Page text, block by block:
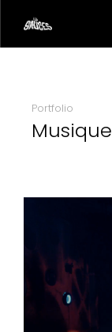
Portfolio
Musique